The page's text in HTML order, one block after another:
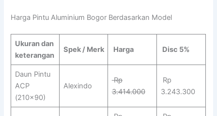
Harga Pintu Aluminium Bogor Berdasarkan Model
Ukuran dan
keterangan
Spek / Merk Harga Disc 5%
Daun Pintu
ACP
(210×90)
Alexindo
Rp
3.414.000
Rp
3.243.300